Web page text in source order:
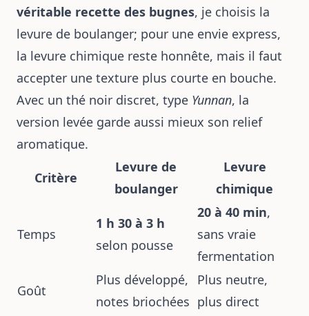
véritable recette des bugnes, je choisis la
levure de boulanger; pour une envie express,
la levure chimique reste honnête, mais il faut
accepter une texture plus courte en bouche.
Avec un thé noir discret, type Yunnan, la
version levée garde aussi mieux son relief
aromatique.
Critère
Levure de
boulanger
Levure
chimique
Temps
1 h 30 à 3 h
selon pousse
20 à 40 min,
sans vraie
fermentation
Goût
Plus développé,
notes briochées
Plus neutre,
plus direct